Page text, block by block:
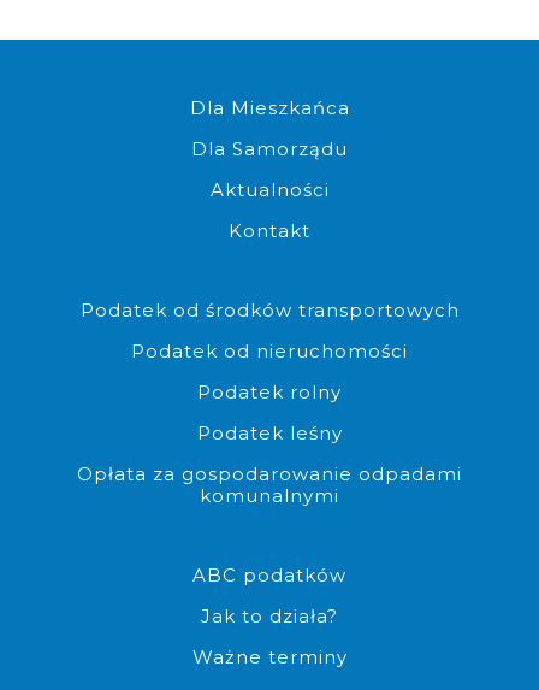
Komplet dokumentów do
Dla Mieszkańca
Dla Samorządu
Aktualności
Kontakt
Możliwość złożenia
Podatek od środków transportowych
Podatek od nieruchomości
Podatek rolny
Podatek leśny
Opłata za gospodarowanie odpadami
komunalnymi
Możliwość pobrania
ABC podatków
Jak to działa?
Ważne terminy